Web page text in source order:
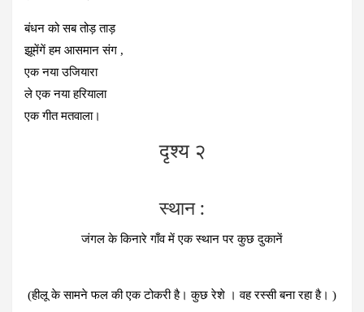
बंधन को सब तोड़ ताड़
झूमेंगें हम आसमान संग ,
एक नया उजियारा
ले एक नया हरियाला
एक गीत मतवाला।
दृश्य २
स्थान :
जंगल के किनारे गाँव में एक स्थान पर कुछ दुकानें
(हीलू के सामने फल की एक टोकरी है। कुछ रेशे । वह रस्सी बना रहा है। )